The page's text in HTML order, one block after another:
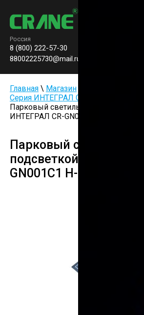
Россия
8 (800) 222-57-30
88002225730@mail.ru
Главная \ Магазин
Серия ИНТЕГРАЛ С БОКОВОЙ
Парковый светильник с боковой
ИНТЕГРАЛ CR-GN001C1 H-3.5м 30Вт
Парковый светильник
подсветкой серии
GN001C1 H-3.5м 30Вт